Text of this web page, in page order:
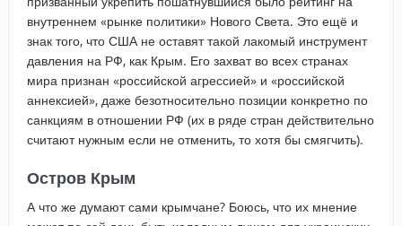
внутреннем «рынке политики» Нового Света. Это ещё и
знак того, что США не оставят такой лакомый инструмент
давления на РФ, как Крым. Его захват во всех странах
мира признан «российской агрессией» и «российской
аннексией», даже безотносительно позиции конкретно по
санкциям в отношении РФ (их в ряде стран действительно
считают нужным если не отменить, то хотя бы смягчить).
Остров Крым
А что же думают сами крымчане? Боюсь, что их мнение